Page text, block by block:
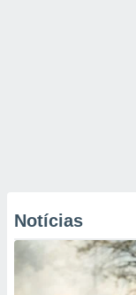
Notícias